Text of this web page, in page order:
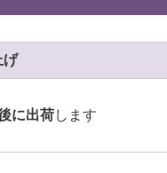
げ
に出荷します